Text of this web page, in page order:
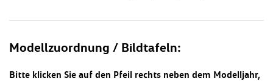
Modellzuordnung / Bildtafeln:
Bitte klicken Sie auf den Pfeil rechts neben dem Modelljahr,